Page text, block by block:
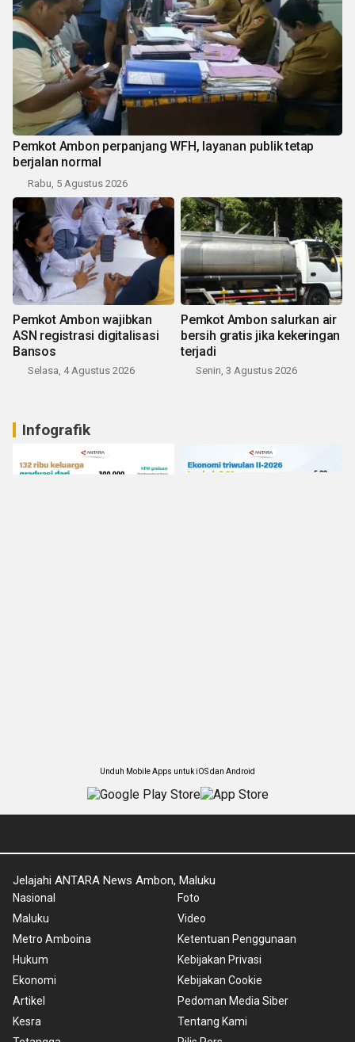
Pemkot Ambon perpanjang WFH, layanan publik tetap
berjalan normal
Rabu, 5 Agustus 2026
Pemkot Ambon wajibkan
ASN registrasi digitalisasi
Bansos
Selasa, 4 Agustus 2026
Pemkot Ambon salurkan air
bersih gratis jika kekeringan
terjadi
Senin, 3 Agustus 2026
Infografik
Unduh Mobile Apps untuk iOS dan Android
Jelajahi ANTARA News Ambon, Maluku
Nasional
Maluku
Metro Amboina
Hukum
Ekonomi
Artikel
Kesra
Foto
Video
Ketentuan Penggunaan
Kebijakan Privasi
Kebijakan Cookie
Pedoman Media Siber
Tentang Kami